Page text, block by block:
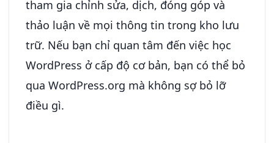
tham gia chỉnh sửa, dịch, đóng góp và
thảo luận về mọi thông tin trong kho lưu
trữ. Nếu bạn chỉ quan tâm đến việc học
WordPress ở cấp độ cơ bản, bạn có thể bỏ
qua WordPress.org mà không sợ bỏ lỡ
điều gì.